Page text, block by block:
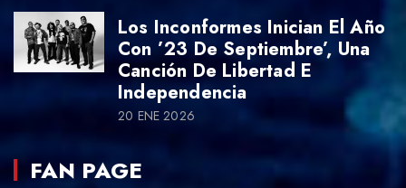
Los Inconformes Inician El Año
Con ’23 De Septiembre’, Una
Canción De Libertad E
Independencia
20 ENE 2026
FAN PAGE